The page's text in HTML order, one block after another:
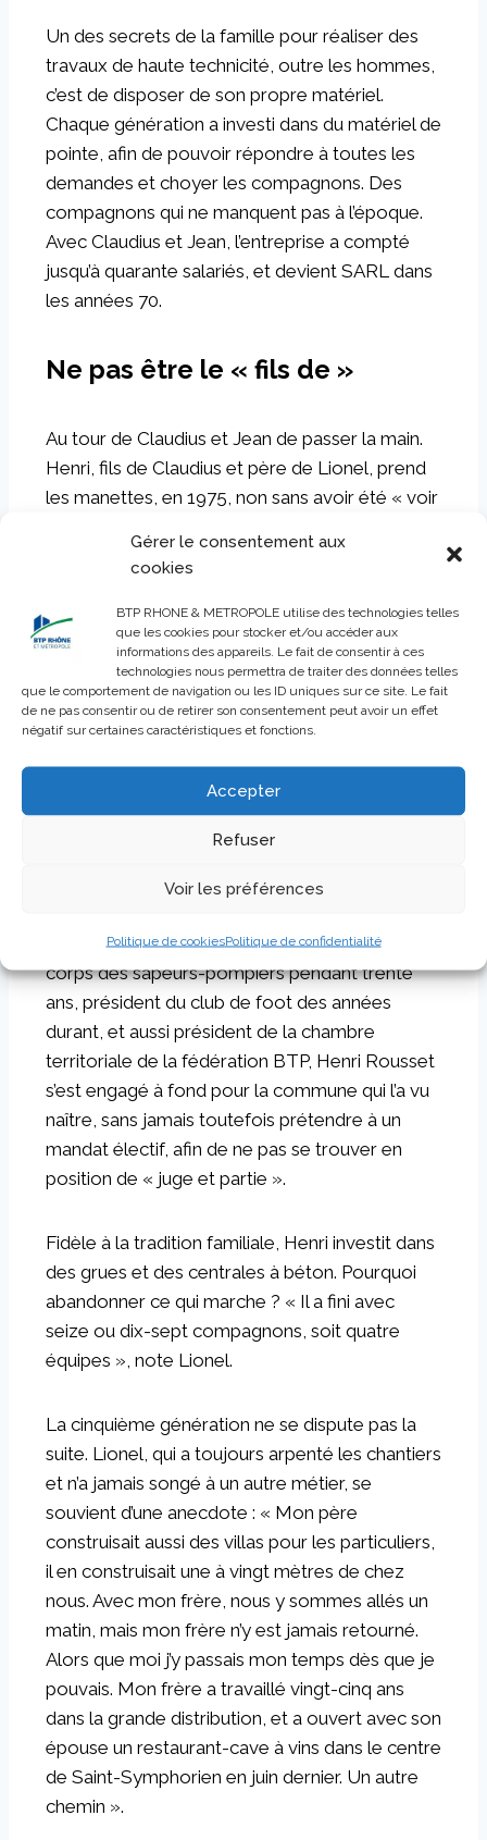
Gérer le consentement aux
cookies
BTP RHONE & METROPOLE utilise des technologies telles
que les cookies pour stocker et/ou accéder aux
informations des appareils. Le fait de consentir à ces
technologies nous permettra de traiter des données telles
que le comportement de navigation ou les ID uniques sur ce site. Le fait
de ne pas consentir ou de retirer son consentement peut avoir un effet
négatif sur certaines caractéristiques et fonctions.
Accepter
Refuser
Voir les préférences
Politique de cookiesPolitique de confidentialité
Un des secrets de la famille pour réaliser des
travaux de haute technicité, outre les hommes,
c’est de disposer de son propre matériel.
Chaque génération a investi dans du matériel de
pointe, afin de pouvoir répondre à toutes les
demandes et choyer les compagnons. Des
compagnons qui ne manquent pas à l’époque.
Avec Claudius et Jean, l’entreprise a compté
jusqu’à quarante salariés, et devient SARL dans
les années 70.
Ne pas être le « fils de »
Au tour de Claudius et Jean de passer la main.
Henri, fils de Claudius et père de Lionel, prend
les manettes, en 1975, non sans avoir été « voir
voulait faire ses classes sans être sous la tutelle
apprendre le métier. J’ai moi aussi travaillé à
Lyon avant de revenir à Saint-Sym », raconte
Lionel. Sa maman, une de ses sœurs, et Pierre-
Henri, fils de Jean deviennent salariés de
l’entreprise… La saga « familiale » porte bien son
nom.
dans les marchés publics, nous avons répondu
vraiment donné une autre dimension ». Chef de
corps des sapeurs-pompiers pendant trente
ans, président du club de foot des années
durant, et aussi président de la chambre
territoriale de la fédération BTP, Henri Rousset
s’est engagé à fond pour la commune qui l’a vu
naître, sans jamais toutefois prétendre à un
mandat électif, afin de ne pas se trouver en
position de « juge et partie ».
Fidèle à la tradition familiale, Henri investit dans
des grues et des centrales à béton. Pourquoi
abandonner ce qui marche ? « Il a fini avec
seize ou dix-sept compagnons, soit quatre
équipes », note Lionel.
La cinquième génération ne se dispute pas la
suite. Lionel, qui a toujours arpenté les chantiers
et n’a jamais songé à un autre métier, se
souvient d’une anecdote : « Mon père
construisait aussi des villas pour les particuliers,
il en construisait une à vingt mètres de chez
nous. Avec mon frère, nous y sommes allés un
matin, mais mon frère n’y est jamais retourné.
Alors que moi j’y passais mon temps dès que je
pouvais. Mon frère a travaillé vingt-cinq ans
dans la grande distribution, et a ouvert avec son
épouse un restaurant-cave à vins dans le centre
de Saint-Symphorien en juin dernier. Un autre
chemin ».